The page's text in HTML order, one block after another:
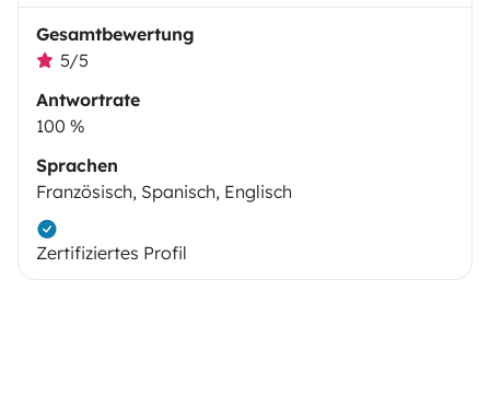
Gesamtbewertung
5/5
Antwortrate
100 %
Sprachen
Französisch, Spanisch, Englisch
Zertifiziertes Profil